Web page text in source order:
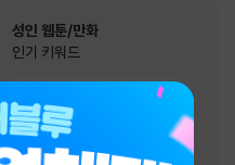
성인 웹툰/만화
인기 키워드
능욕
#스테디셀러
#삼각관계